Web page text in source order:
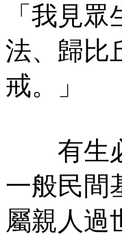
「我見
法、歸比
戒。」
有生必
一般民間
屬親人過